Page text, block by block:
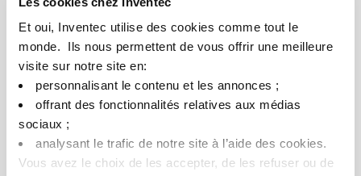
Et oui, Inventec utilise des cookies comme tout le
monde. ​ Ils nous permettent de vous offrir une meilleure
visite sur notre site en:​
personnalisant le contenu et les annonces ;​
offrant des fonctionnalités relatives aux médias
sociaux ; ​
analysant le trafic de notre site à l’aide des cookies.​
Vous avez le choix de les accepter, de les refuser ou de
适用于 PROMOCLEAN™ TP 和 PROMOCLEAN™
DISPER 系列的所有 INVENTEC 产品。
简单快速的方法，改变颜色的化学反应。
每个人和任何地方都易于使用。
成本